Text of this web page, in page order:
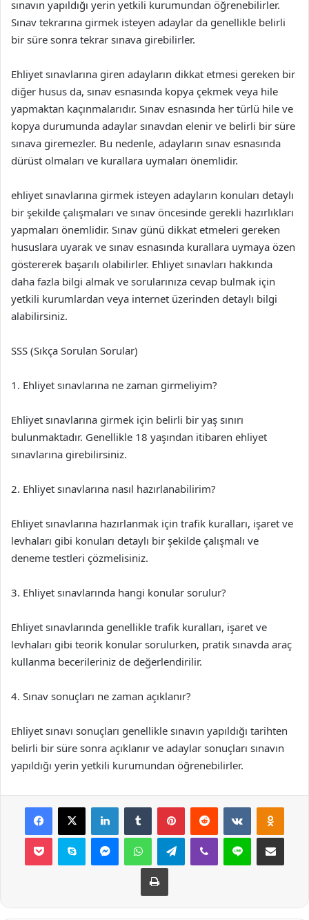
sınavın yapıldığı yerin yetkili kurumundan öğrenebilirler.
Sınav tekrarına girmek isteyen adaylar da genellikle belirli
bir süre sonra tekrar sınava girebilirler.
Ehliyet sınavlarına giren adayların dikkat etmesi gereken bir
diğer husus da, sınav esnasında kopya çekmek veya hile
yapmaktan kaçınmalarıdır. Sınav esnasında her türlü hile ve
kopya durumunda adaylar sınavdan elenir ve belirli bir süre
sınava giremezler. Bu nedenle, adayların sınav esnasında
dürüst olmaları ve kurallara uymaları önemlidir.
ehliyet sınavlarına girmek isteyen adayların konuları detaylı
bir şekilde çalışmaları ve sınav öncesinde gerekli hazırlıkları
yapmaları önemlidir. Sınav günü dikkat etmeleri gereken
hususlara uyarak ve sınav esnasında kurallara uymaya özen
göstererek başarılı olabilirler. Ehliyet sınavları hakkında
daha fazla bilgi almak ve sorularınıza cevap bulmak için
yetkili kurumlardan veya internet üzerinden detaylı bilgi
alabilirsiniz.
SSS (Sıkça Sorulan Sorular)
1. Ehliyet sınavlarına ne zaman girmeliyim?
Ehliyet sınavlarına girmek için belirli bir yaş sınırı
bulunmaktadır. Genellikle 18 yaşından itibaren ehliyet
sınavlarına girebilirsiniz.
2. Ehliyet sınavlarına nasıl hazırlanabilirim?
Ehliyet sınavlarına hazırlanmak için trafik kuralları, işaret ve
levhaları gibi konuları detaylı bir şekilde çalışmalı ve
deneme testleri çözmelisiniz.
3. Ehliyet sınavlarında hangi konular sorulur?
Ehliyet sınavlarında genellikle trafik kuralları, işaret ve
levhaları gibi teorik konular sorulurken, pratik sınavda araç
kullanma becerileriniz de değerlendirilir.
4. Sınav sonuçları ne zaman açıklanır?
Ehliyet sınavı sonuçları genellikle sınavın yapıldığı tarihten
belirli bir süre sonra açıklanır ve adaylar sonuçları sınavın
yapıldığı yerin yetkili kurumundan öğrenebilirler.
Facebook
X LinkedInTumblr PinterestReddit VKontakte
Pocket Skype MessengerWhatsAppTelegramViber Line E-Posta ile
Yazdır